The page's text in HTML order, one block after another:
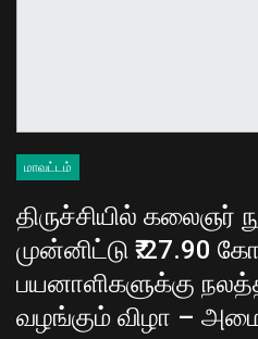
மாவட்டம்
திருச்சியில் கலைஞர்
முன்னிட்டு ₹.27.90
பயனாளிகளுக்கு
வழங்கும் விழா –